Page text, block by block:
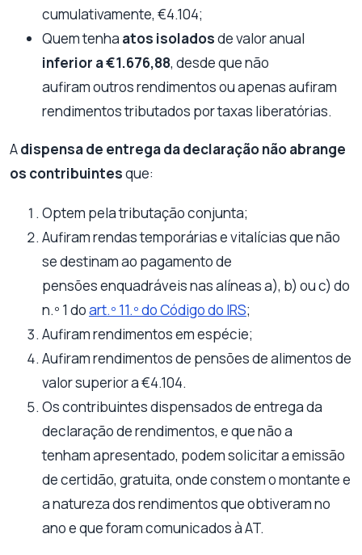
cumulativamente, €4.104;
Quem tenha atos isoladosde valor anual
inferior a €1.676,88, desde que não
aufiramoutros rendimentos ou apenas aufiram
rendimentos tributados por taxas liberatórias.
Adispensa de entrega da declaração não abrange
os contribuintesque:
Optem pela tributação conjunta;
Aufiram rendas temporárias e vitalícias que não
se destinam ao pagamento de
pensões enquadráveis nas alíneas a), b) ou c) do
n.º 1 doart.º 11.º do Código do IRS;
Aufiram rendimentos em espécie;
Aufiram rendimentos de pensões de alimentos de
valor superior a €4.104.
Os contribuintes dispensados de entrega da
declaração de rendimentos, e que não a
tenham apresentado, podem solicitar a emissão
de certidão, gratuita, onde constem o montante e
a natureza dos rendimentos que obtiveram no
ano e que foram comunicados à AT.